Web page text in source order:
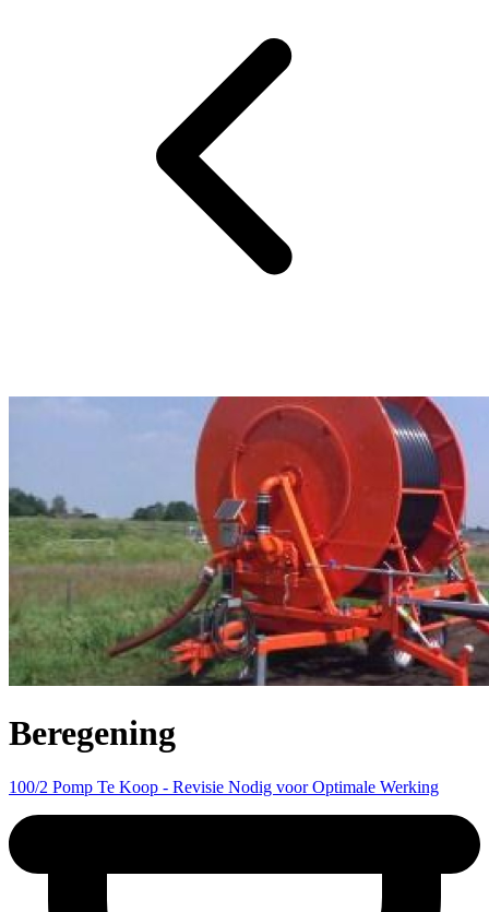
Beregening
100/2 Pomp Te Koop - Revisie Nodig voor Optimale Werking